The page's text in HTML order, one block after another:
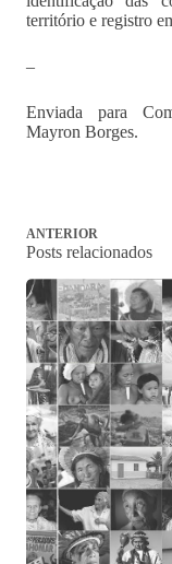
território e registro
–
Enviada para
Mayron Borges.
ANTERIOR
Posts relacionados